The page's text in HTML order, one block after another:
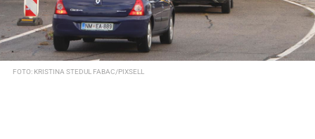
FOTO: KRISTINA STEDUL FABAC/PIXSELL